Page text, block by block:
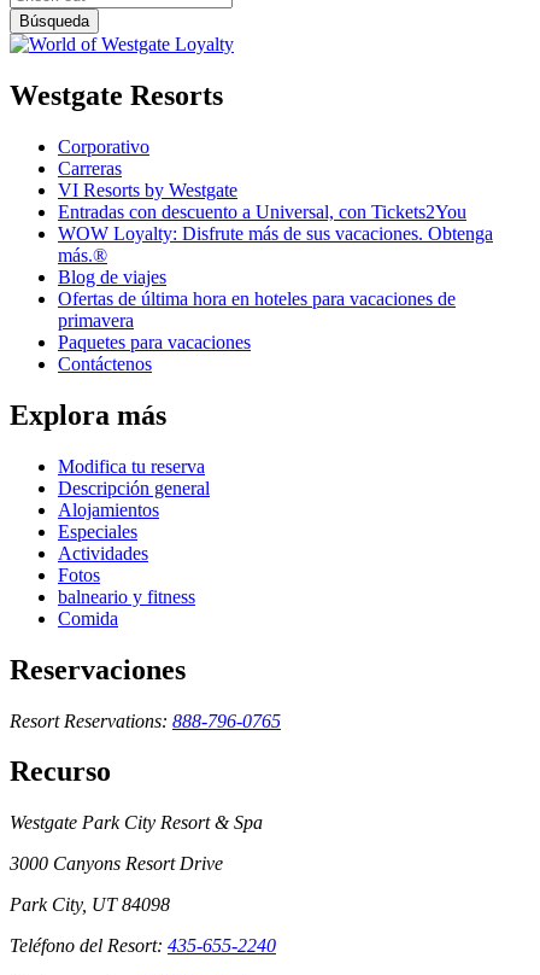
Westgate Resorts
Corporativo
Carreras
VI Resorts by Westgate
Entradas con descuento a Universal, con Tickets2You
WOW Loyalty: Disfrute más de sus vacaciones. Obtenga
más.®
Blog de viajes
Ofertas de última hora en hoteles para vacaciones de
primavera
Paquetes para vacaciones
Contáctenos
Explora más
Modifica tu reserva
Descripción general
Alojamientos
Especiales
Actividades
Fotos
balneario y fitness
Comida
Reservaciones
Resort Reservations: 888-796-0765
Recurso
Westgate Park City Resort & Spa
3000 Canyons Resort Drive
Park City, UT 84098
Teléfono del Resort: 435-655-2240